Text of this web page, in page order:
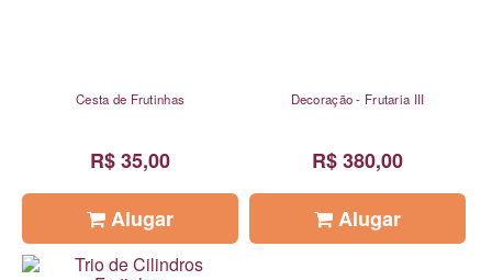
Cesta de Frutinhas
R$ 35,00
Alugar
Decoração - Frutaria III
R$ 380,00
Alugar